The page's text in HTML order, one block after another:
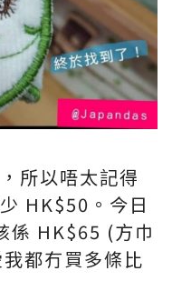
所以唔太記得
HK$50。今日
係 HK$65 (方巾
都冇買多條比